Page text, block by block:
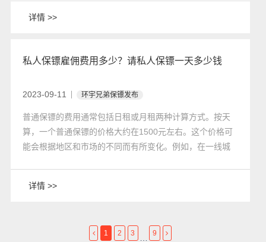
好地保障安全。
详情 >>
私人保镖雇佣费用多少？请私人保镖一天多少钱
2023-09-11 环宇兄弟保镖发布
普通保镖的费用通常包括日租或月租两种计算方式。按天
算，一个普通保镖的价格大约在1500元左右。这个价格可
能会根据地区和市场的不同而有所变化。例如，在一线城
涨。
详情 >>
1 2 3 9